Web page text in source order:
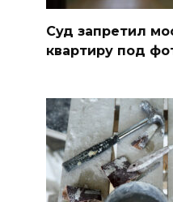
Суд запретил
квартиру под